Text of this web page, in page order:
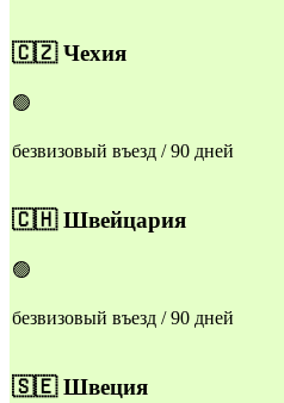
🇨🇿Чехия
🟢
безвизовый въезд / 90 дней
🇨🇭Швейцария
🟢
безвизовый въезд / 90 дней
🇸🇪Швеция